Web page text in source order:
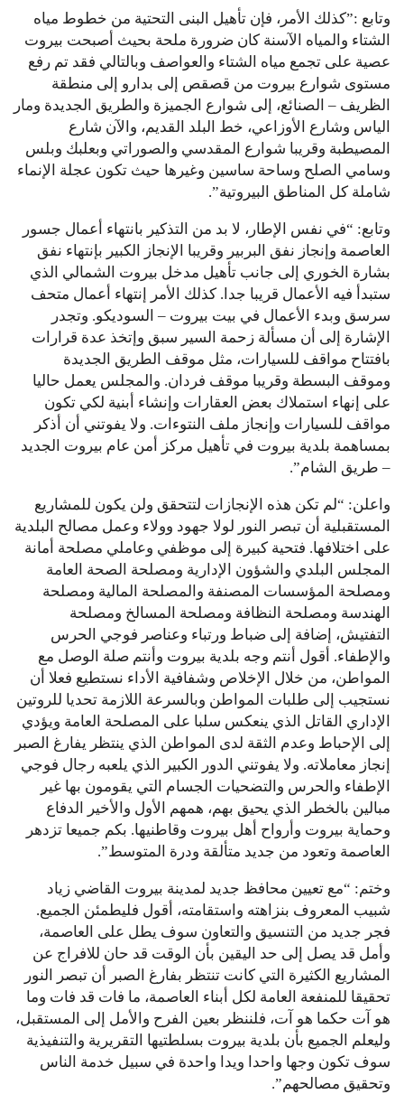
وتابع :”كذلك الأمر، فإن تأهيل البنى التحتية من خطوط مياه
الشتاء والمياه الآسنة كان ضرورة ملحة بحيث أصبحت بيروت
عصية على تجمع مياه الشتاء والعواصف وبالتالي فقد تم رفع
مستوى شوارع بيروت من قصقص إلى بدارو إلى منطقة
الظريف – الصنائع، إلى شوارع الجميزة والطريق الجديدة ومار
الياس وشارع الأوزاعي، خط البلد القديم، والآن شارع
المصيطبة وقريبا شوارع المقدسي والصوراتي وبعلبك وبلس
وسامي الصلح وساحة ساسين وغيرها حيث تكون عجلة الإنماء
شاملة كل المناطق البيروتية”.
وتابع: “في نفس الإطار، لا بد من التذكير بانتهاء أعمال جسور
العاصمة وإنجاز نفق البربير وقريبا الإنجاز الكبير بإنتهاء نفق
بشارة الخوري إلى جانب تأهيل مدخل بيروت الشمالي الذي
ستبدأ فيه الأعمال قريبا جدا. كذلك الأمر إنتهاء أعمال متحف
سرسق وبدء الأعمال في بيت بيروت – السوديكو. وتجدر
الإشارة إلى أن مسألة زحمة السير سبق وإتخذ عدة قرارات
بافتتاح مواقف للسيارات، مثل موقف الطريق الجديدة
وموقف البسطة وقريبا موقف فردان. والمجلس يعمل حاليا
على إنهاء استملاك بعض العقارات وإنشاء أبنية لكي تكون
مواقف للسيارات وإنجاز ملف النتوءات. ولا يفوتني أن أذكر
بمساهمة بلدية بيروت في تأهيل مركز أمن عام بيروت الجديد
– طريق الشام”.
واعلن: “لم تكن هذه الإنجازات لتتحقق ولن يكون للمشاريع
المستقبلية أن تبصر النور لولا جهود وولاء وعمل مصالح البلدية
على اختلافها. فتحية كبيرة إلى موظفي وعاملي مصلحة أمانة
المجلس البلدي والشؤون الإدارية ومصلحة الصحة العامة
ومصلحة المؤسسات المصنفة والمصلحة المالية ومصلحة
الهندسة ومصلحة النظافة ومصلحة المسالخ ومصلحة
التفتيش، إضافة إلى ضباط ورتباء وعناصر فوجي الحرس
والإطفاء. أقول أنتم وجه بلدية بيروت وأنتم صلة الوصل مع
المواطن، من خلال الإخلاص وشفافية الأداء نستطيع فعلا أن
نستجيب إلى طلبات المواطن وبالسرعة اللازمة تحديا للروتين
الإداري القاتل الذي ينعكس سلبا على المصلحة العامة ويؤدي
إلى الإحباط وعدم الثقة لدى المواطن الذي ينتظر يفارغ الصبر
إنجاز معاملاته. ولا يفوتني الدور الكبير الذي يلعبه رجال فوجي
الإطفاء والحرس والتضحيات الجسام التي يقومون بها غير
مبالين بالخطر الذي يحيق بهم، همهم الأول والأخير الدفاع
وحماية بيروت وأرواح أهل بيروت وقاطنيها. بكم جميعا تزدهر
العاصمة وتعود من جديد متألقة ودرة المتوسط”.
وختم: “مع تعيين محافظ جديد لمدينة بيروت القاضي زياد
شبيب المعروف بنزاهته واستقامته، أقول فليطمئن الجميع.
فجر جديد من التنسيق والتعاون سوف يطل على العاصمة،
وأمل قد يصل إلى حد اليقين بأن الوقت قد حان للافراج عن
المشاريع الكثيرة التي كانت تنتظر بفارغ الصبر أن تبصر النور
تحقيقا للمنفعة العامة لكل أبناء العاصمة، ما فات قد فات وما
هو آت حكما هو آت، فلننظر بعين الفرح والأمل إلى المستقبل،
وليعلم الجميع بأن بلدية بيروت بسلطتيها التقريرية والتنفيذية
سوف تكون وجها واحدا ويدا واحدة في سبيل خدمة الناس
وتحقيق مصالحهم”.